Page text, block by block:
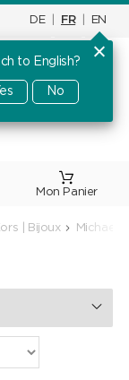
DE FR EN
to English?
No
| Bijoux Michael